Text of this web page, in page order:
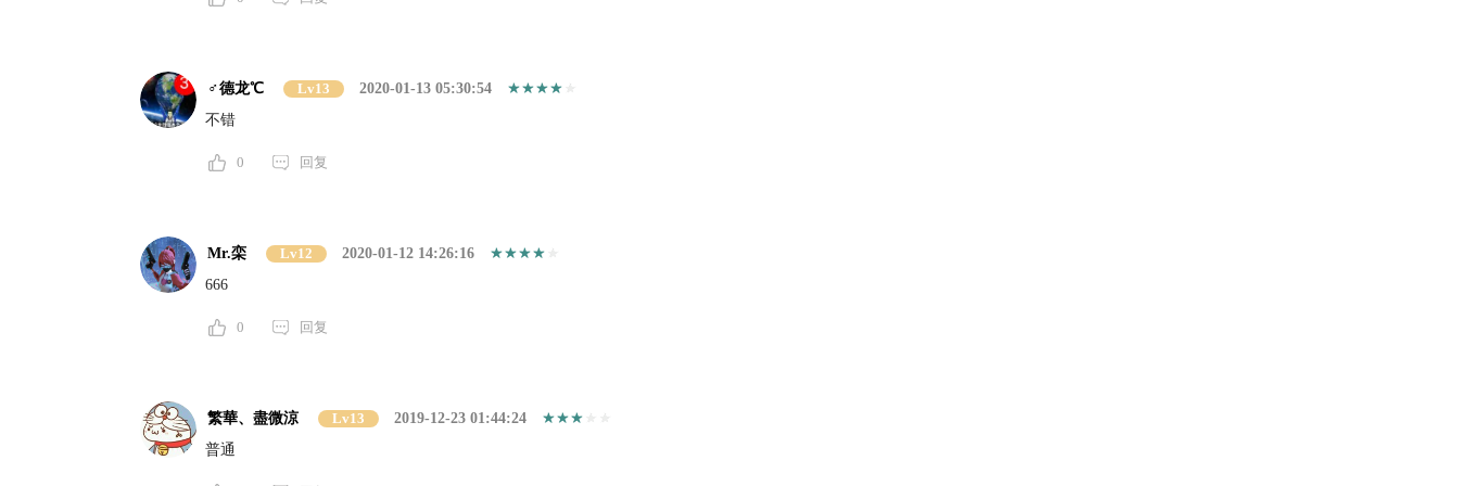
♂德龙℃ Lv13
2020-01-13 05:30:54
不错
0 回复
Mr.栾 Lv12
2020-01-12 14:26:16
666
0 回复
繁華、盡微涼 Lv13
2019-12-23 01:44:24
普通